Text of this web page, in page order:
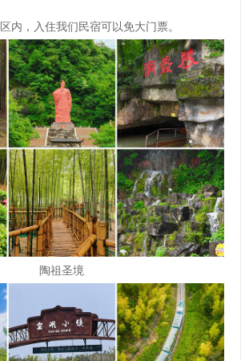
内，入住我们民宿可以免大门票。
陶祖圣境